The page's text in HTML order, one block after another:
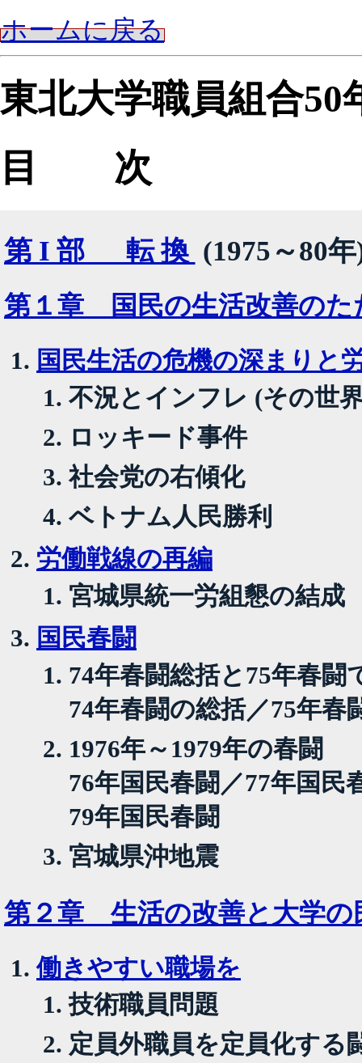
ホームに戻る
東北大学職員組合50
目 次
第I部 転換 (1975～80
第１章 国民の生活改善のた
国民生活の危機の深まりと
不況とインフレ (その世
ロッキード事件
社会党の右傾化
ベトナム人民勝利
労働戦線の再編
宮城県統一労組懇の結成
国民春闘
74年春闘総括と75年春闘
74年春闘の総括／75年春
1976年～1979年の春闘
76年国民春闘／77年国民
79年国民春闘
宮城県沖地震
第２章 生活の改善と大学の
働きやすい職場を
技術職員問題
定員外職員を定員化する